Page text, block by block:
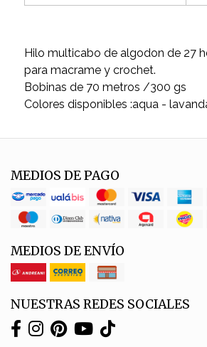
Hilo multicabo de algodon de 27
para macrame y crochet.
Bobinas de 70 metros /300 gs
Colores disponibles :aqua -
MEDIOS DE PAGO
MEDIOS DE ENVÍO
NUESTRAS REDES SOCIALES